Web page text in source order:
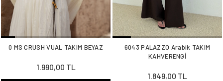
0 MS CRUSH VUAL TAKIM BEYAZ
1.990,00 TL
6043 PALAZZO Arabik TAKIM
KAHVERENGİ
1.849,00 TL